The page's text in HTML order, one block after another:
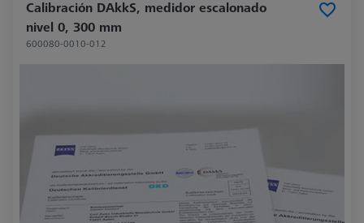
Calibración DAkkS, medidor escalonado
nivel 0, 300 mm
600080-0010-012